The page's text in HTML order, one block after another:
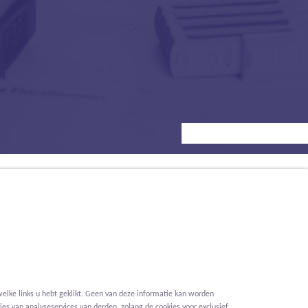
links u hebt geklikt. Geen van deze informatie kan worden